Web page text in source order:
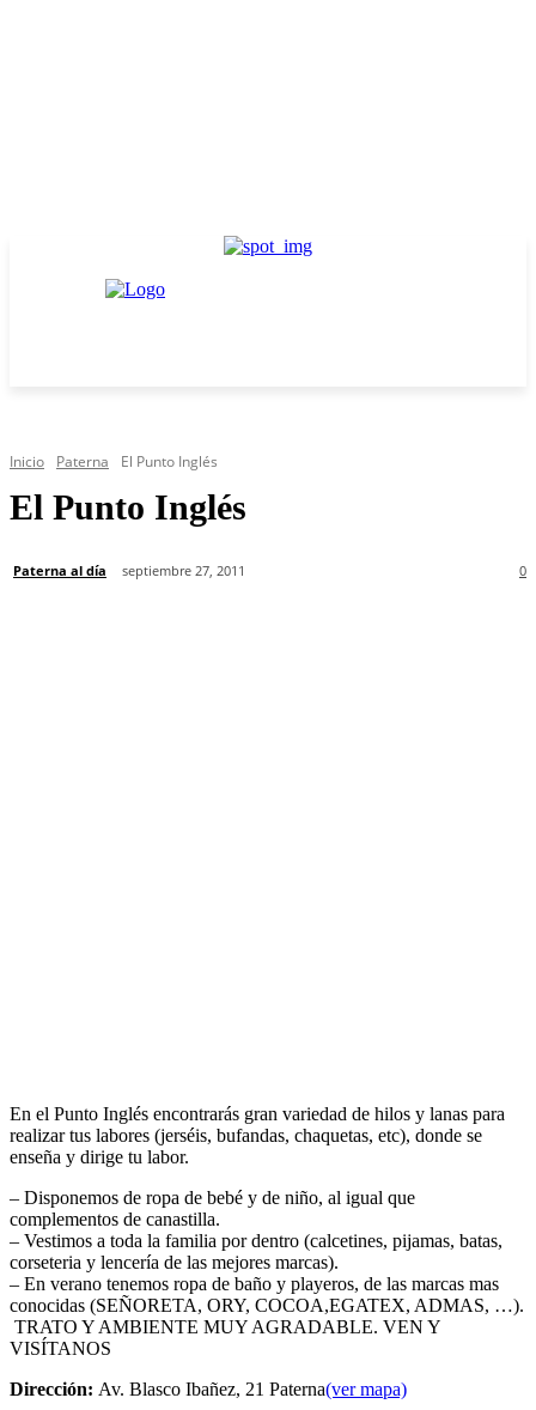
Inicio Paterna El Punto Inglés
El Punto Inglés
Paterna al día septiembre 27, 2011 0
En el Punto Inglés encontrarás gran variedad de hilos y lanas para
realizar tus labores (jerséis, bufandas, chaquetas, etc), donde se
enseña y dirige tu labor.
– Disponemos de ropa de bebé y de niño, al igual que
complementos de canastilla.
– Vestimos a toda la familia por dentro (calcetines, pijamas, batas,
corseteria y lencería de las mejores marcas).
– En verano tenemos ropa de baño y playeros, de las marcas mas
conocidas (SEÑORETA, ORY, COCOA,EGATEX, ADMAS, …).
TRATO Y AMBIENTE MUY AGRADABLE. VEN Y
VISÍTANOS
Dirección: Av. Blasco Ibañez, 21 Paterna(ver mapa)